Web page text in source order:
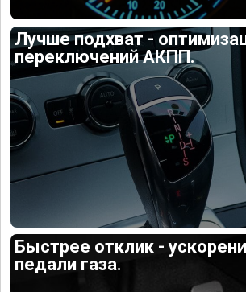
Лучше подхват -
переключений АКПП.
Быстрее отклик -
педали газа.